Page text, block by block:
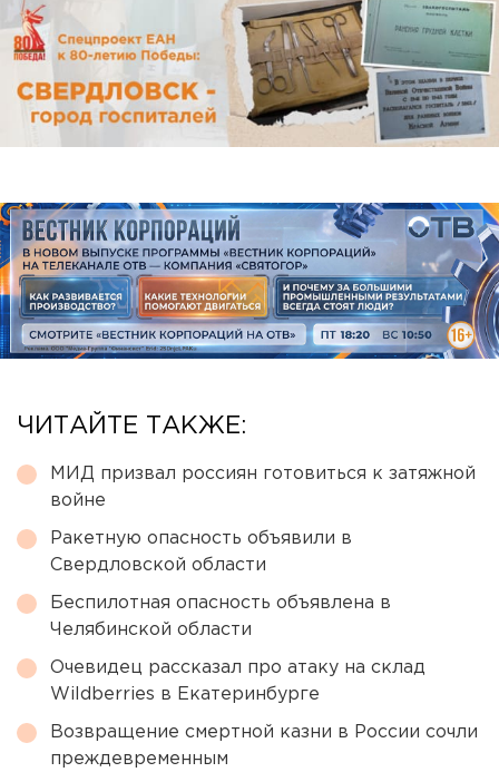
ЧИТАЙТЕ ТАКЖЕ:
МИД призвал россиян готовиться к затяжной
войне
Ракетную опасность объявили в
Свердловской области
Беспилотная опасность объявлена в
Челябинской области
Очевидец рассказал про атаку на склад
Wildberries в Екатеринбурге
Возвращение смертной казни в России сочли
преждевременным